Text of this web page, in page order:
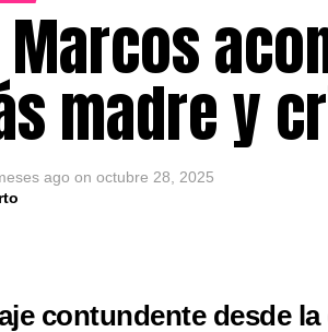
madre y
ago on octubre 28, 2025
contundente desde